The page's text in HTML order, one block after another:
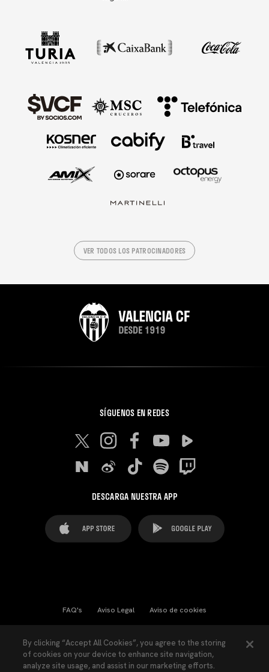
VER TODOS LOS PATROCINADORES
SÍGUENOS EN REDES
DESCARGA NUESTRA APP
FAQ's Aviso Legal Aviso de cookies
Ley Transparencia Política de Privacidad
By clicking “Accept All Cookies”, you agree to the storing
of cookies on your device to enhance site navigation,
analyze site usage, and assist in our marketing efforts.